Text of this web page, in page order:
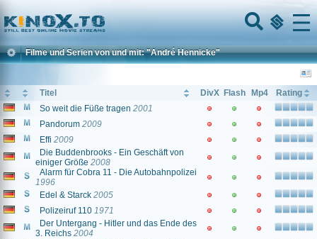
Home
Menu
Filme und Serien von und mit: "André Hennicke"
Titel DivX Flash Mp4
Rating
So weit die Füße tragen 2001
Pandorum 2009
Effi 2009
Die Buddenbrooks - Ein Geschäft von
einiger Größe 2008
Alarm für Cobra 11 - Die Autobahnpolizei
1996
Edel & Starck 2005
Polizeiruf 110 1971
Der Untergang - Hitler und das Ende des
3. Reichs 2004